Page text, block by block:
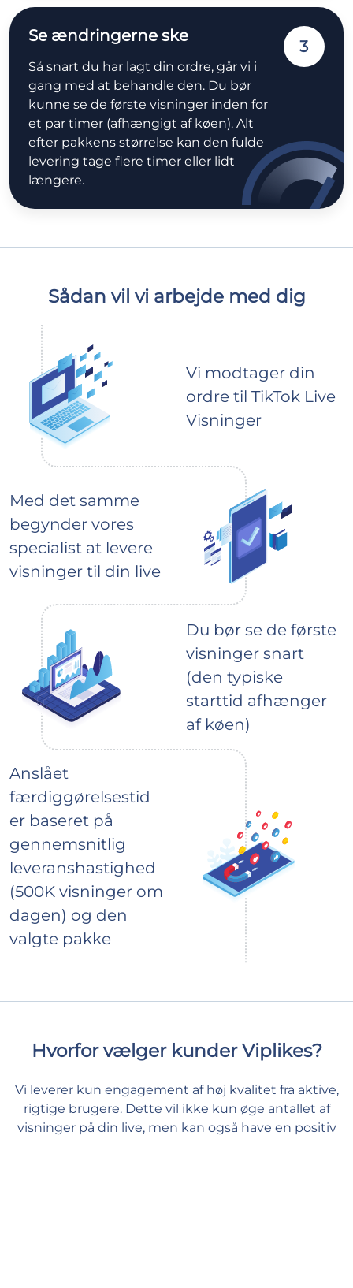
Se ændringerne ske
Så snart du har lagt din ordre, går vi i
gang med at behandle den. Du bør
kunne se de første visninger inden for
et par timer (afhængigt af køen). Alt
efter pakkens størrelse kan den fulde
levering tage flere timer eller lidt
længere.
3
Sådan vil vi arbejde med dig
Vi modtager din
ordre til TikTok Live
Visninger
Med det samme
begynder vores
specialist at levere
visninger til din live
Du bør se de første
visninger snart
(den typiske
starttid afhænger
af køen)
Anslået
færdiggørelsestid
er baseret på
gennemsnitlig
leveranshastighed
(500K visninger om
dagen) og den
valgte pakke
Hvorfor vælger kunder Viplikes?
Vi leverer kun engagement af høj kvalitet fra aktive,
rigtige brugere. Dette vil ikke kun øge antallet af
visninger på din live, men kan også have en positiv